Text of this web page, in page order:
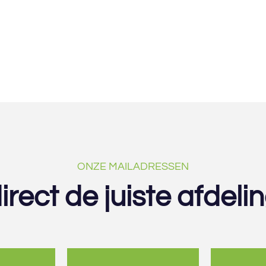
ONZE MAILADRESSEN
de juiste